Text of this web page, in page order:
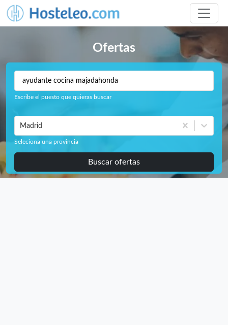
Ofertas
Escribe el puesto que quieras buscar
Madrid
Seleciona una provincia
Buscar ofertas